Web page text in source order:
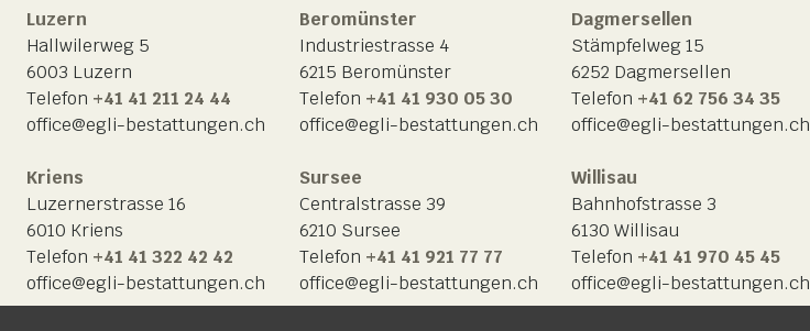
Luzern
Hallwilerweg 5
6003 Luzern
Telefon +41 41 211 24 44
office@egli-bestattungen.ch
Kriens
Luzernerstrasse 16
6010 Kriens
Telefon +41 41 322 42 42
office@egli-bestattungen.ch
Beromünster
Industriestrasse 4
6215 Beromünster
Telefon +41 41 930 05 30
office@egli-bestattungen.ch
Sursee
Centralstrasse 39
6210 Sursee
Telefon +41 41 921 77 77
office@egli-bestattungen.ch
Dagmersellen
Stämpfelweg 15
6252 Dagmersellen
Telefon +41 62 756 34 35
office@egli-bestattungen.ch
Willisau
Bahnhofstrasse 3
6130 Willisau
Telefon +41 41 970 45 45
office@egli-bestattungen.ch